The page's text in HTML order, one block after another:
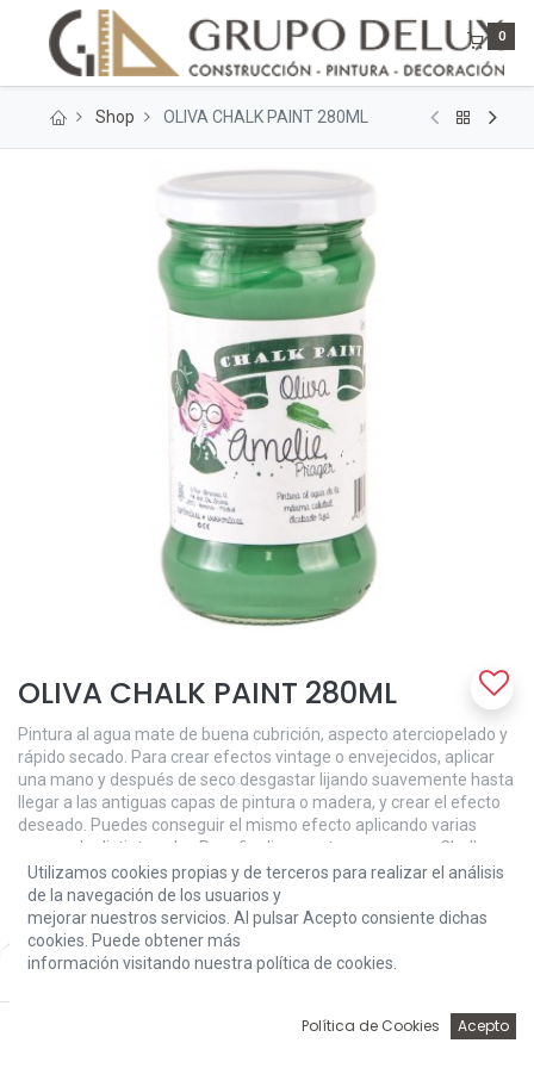
Price:
Add to Cart
0
Shop OLIVA CHALK PAINT 280ML
OLIVA CHALK PAINT 280ML
Pintura al agua mate de buena cubrición, aspecto aterciopelado y
rápido secado. Para crear efectos vintage o envejecidos, aplicar
una mano y después de seco desgastar lijando suavemente hasta
llegar a las antiguas capas de pintura o madera, y crear el efecto
deseado. Puedes conseguir el mismo efecto aplicando varias
manos de distinto color. Para ﬁnalizar proteger con cera Chalk
Paint.
7,62€
Utilizamos cookies propias y de terceros para realizar el análisis
de la navegación de los usuarios y
mejorar nuestros servicios. Al pulsar Acepto consiente dichas
cookies. Puede obtener más
información visitando nuestra política de cookies.
Política de Cookies Acepto